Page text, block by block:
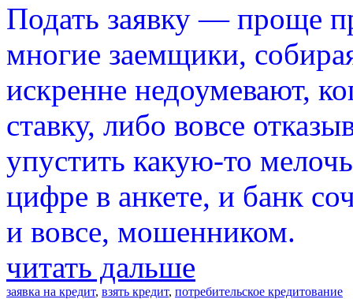
Подать заявку — проще
многие заемщики,
искренне недоумевают,
ставку, либо вовсе
упустить какую-то
цифре в анкете, и банк
и вовсе, мошенником.
читать дальше
заявка на кредит, взять кредит, потребительское кредитование